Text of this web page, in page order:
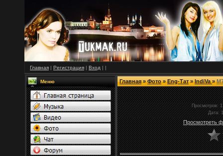
Главная | Регистрация | Вход | |
Меню Главная»Фото»Eng-Тат »IndiVa»
Просмотров:
Дата:
Просмотреть